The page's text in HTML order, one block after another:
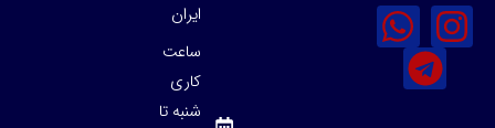
ایران
ساعت
کاری
شنبه تا